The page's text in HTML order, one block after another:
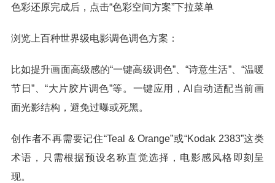
色彩还原完成后，点击“色彩空间方案”下拉菜单
浏览上百种世界级电影调色调色方案：
比如提升画面高级感的“一键高级调色”、“诗意生活”、“温暖
节日”、“大片胶片调色”等。一键应用，AI自动适配当前画
面光影结构，避免过曝或死黑。
创作者不再需要记住“Teal & Orange”或“Kodak 2383”这类
术语，只需根据预设名称直觉选择，电影感风格即刻呈
现。